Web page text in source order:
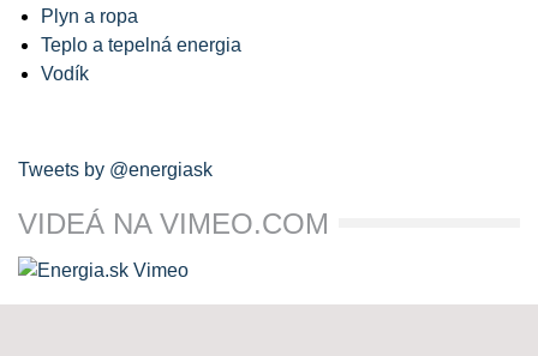
Plyn a ropa
Teplo a tepelná energia
Vodík
Tweets by @energiask
VIDEÁ NA VIMEO.COM